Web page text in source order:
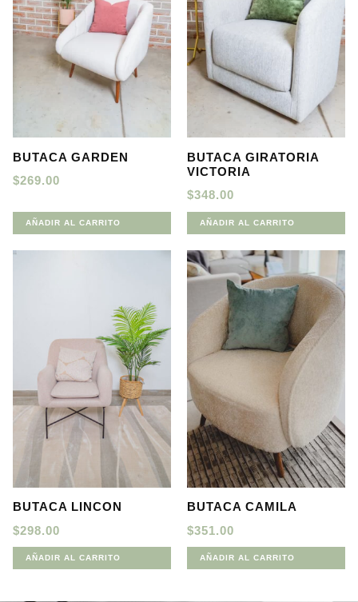
BUTACA GARDEN
$269.00
AÑADIR AL CARRITO
BUTACA GIRATORIA
VICTORIA
$348.00
AÑADIR AL CARRITO
BUTACA LINCON
$298.00
AÑADIR AL CARRITO
BUTACA CAMILA
$351.00
AÑADIR AL CARRITO